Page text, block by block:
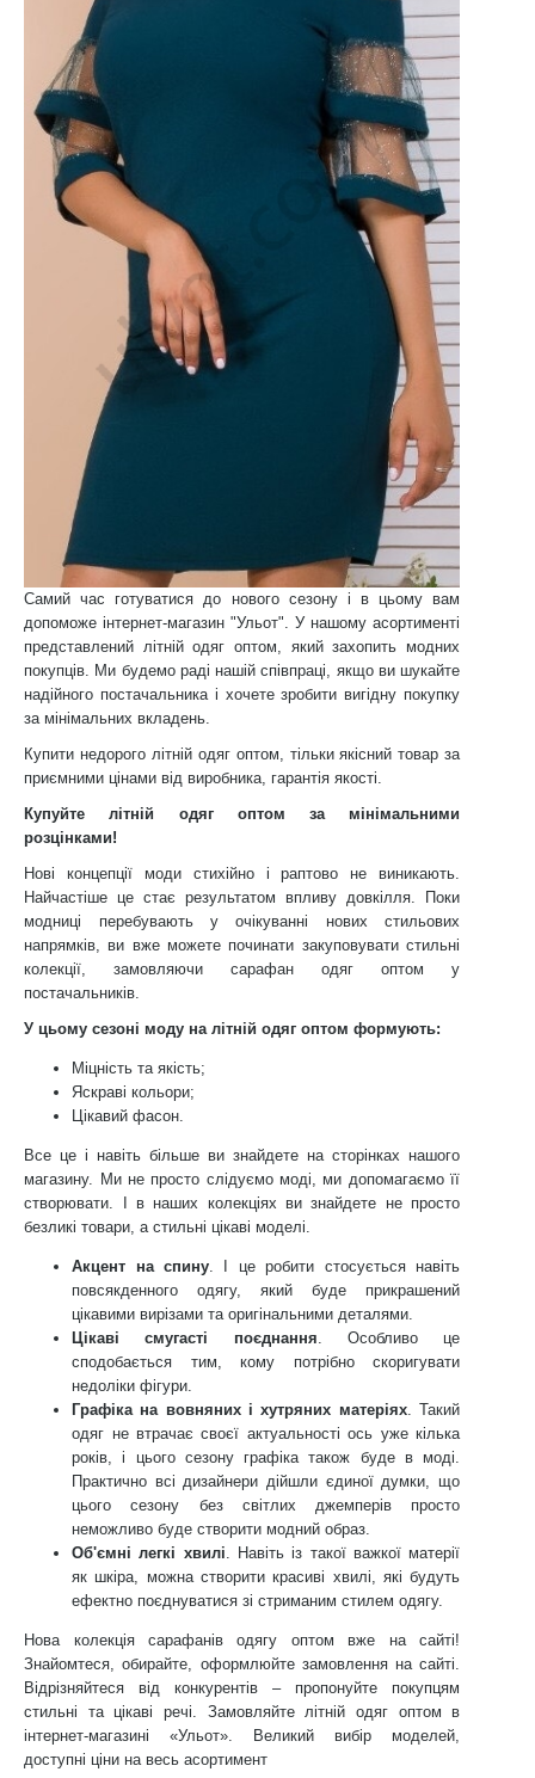
Самий час готуватися до нового сезону і в цьому вам
допоможе інтернет-магазин "Ульот". У нашому асортименті
представлений літній одяг оптом, який захопить модних
покупців. Ми будемо раді нашій співпраці, якщо ви шукайте
надійного постачальника і хочете зробити вигідну покупку
за мінімальних вкладень.
Купити недорого літній одяг оптом, тільки якісний товар за
приємними цінами від виробника, гарантія якості.
Купуйте літній одяг оптом за мінімальними
розцінками!
Нові концепції моди стихійно і раптово не виникають.
Найчастіше це стає результатом впливу довкілля. Поки
модниці перебувають у очікуванні нових стильових
напрямків, ви вже можете починати закуповувати стильні
колекції, замовляючи сарафан одяг оптом у
постачальників.
У цьому сезоні моду на літній одяг оптом формують:
Міцність та якість;
Яскраві кольори;
Цікавий фасон.
Все це і навіть більше ви знайдете на сторінках нашого
магазину. Ми не просто слідуємо моді, ми допомагаємо її
створювати. І в наших колекціях ви знайдете не просто
безликі товари, а стильні цікаві моделі.
Акцент на спину . І це робити стосується навіть
повсякденного одягу, який буде прикрашений
цікавими вирізами та оригінальними деталями.
Цікаві смугасті поєднання . Особливо це
сподобається тим, кому потрібно скоригувати
недоліки фігури.
Графіка на вовняних і хутряних матеріях. Такий
одяг не втрачає своєї актуальності ось уже кілька
років, і цього сезону графіка також буде в моді.
Практично всі дизайнери дійшли єдиної думки, що
цього сезону без світлих джемперів просто
неможливо буде створити модний образ.
Об'ємні легкі хвилі . Навіть із такої важкої матерії
як шкіра, можна створити красиві хвилі, які будуть
ефектно поєднуватися зі стриманим стилем одягу.
Нова колекція сарафанів одягу оптом вже на сайті!
Знайомтеся, обирайте, оформлюйте замовлення на сайті.
Відрізняйтеся від конкурентів – пропонуйте покупцям
стильні та цікаві речі. Замовляйте літній одяг оптом в
інтернет-магазині «Ульот». Великий вибір моделей,
доступні ціни на весь асортимент